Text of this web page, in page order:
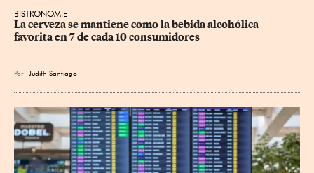
BISTRONOMIE
La cerveza se mantiene como la bebida alcohólica
favorita en 7 de cada 10 consumidores
Por Judith Santiago